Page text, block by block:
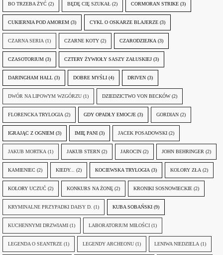
BO TRZEBA ŻYĆ (2) BĘDĘ CIĘ SZUKAŁ (2) CORMORAN STRIKE (3)
CUKIERNIA POD AMOREM (3) CYKL O OSKARZE BLAJERZE (3)
CZARNA SERIA (1) CZARNE KOTY (2) CZARODZIEJKA (3)
CZASOTORIUM (3) CZTERY ŻYWIOŁY SASZY ZAŁUSKIEJ (3)
DARINGHAM HALL (3) DOBRE MYŚLI (4) DRIVEN (3)
DWÓR NA LIPOWYM WZGÓRZU (1) DZIEDZICTWO VON BECKÓW (2)
FLORENCKA TRYLOGIA (2) GDY OPADŁY EMOCJE (3) GORDIAN (2)
IGRAJĄC Z OGNIEM (3) IMIĘ PANI (3) JACEK POSADOWSKI (2)
JAKUB MORTKA (1) JAKUB STERN (2) JAROCIN (2) JOHN BEHRINGER (2)
KAMIENIEC (2) KIEDY... (2) KOCIEWSKA TRYLOGIA (3) KOLORY ZŁA (2)
KOLORY UCZUĆ (2) KONKURS NA ŻONĘ (2) KRONIKI SOSNOWIECKIE (2)
KRYMINALNE PRZYPADKI DAISY D. (1) KUBA SOBAŃSKI (9)
KUCHENNYMI DRZWIAMI (1) LABORATORIUM MIŁOŚCI (1)
LEGENDA O SEANTRZE (1) LEGENDY ARCHEONU (1) LENIWA NIEDZIELA (1)